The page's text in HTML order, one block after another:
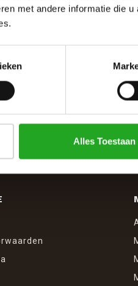
met andere informatie die u
Alles Toestaan